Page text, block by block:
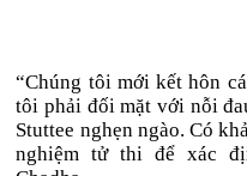
“Chúng tôi mới kết hôn
tôi phải đối mặt với nỗi
Stuttee nghẹn ngào. Có
nghiệm tử thi để xác